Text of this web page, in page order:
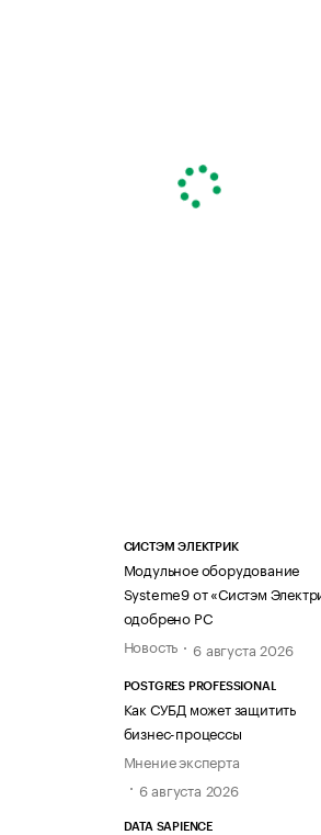
СИСТЭМ ЭЛЕКТРИК
Модульное оборудование
Systeme9 от «Систэм
одобрено РС
Новость
6 августа 2026
POSTGRES PROFESSIONAL
Как СУБД может защитить
бизнес-процессы
Мнение эксперта
6 августа 2026
DATA SAPIENCE